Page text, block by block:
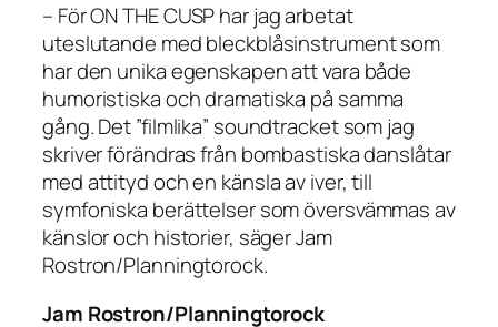
– För ON THE CUSP har jag arbetat
uteslutande med bleckblåsinstrument som
har den unika egenskapen att vara både
humoristiska och dramatiska på samma
gång. Det ”filmlika” soundtracket som jag
skriver förändras från bombastiska danslåtar
med attityd och en känsla av iver, till
symfoniska berättelser som översvämmas av
känslor och historier, säger Jam
Rostron/Planningtorock.
Jam Rostron/Planningtorock